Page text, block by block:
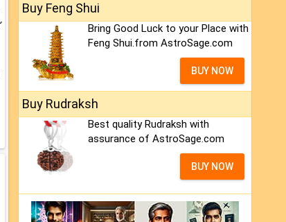
Buy Feng Shui
Bring Good Luck to your Place with
Feng Shui.from AstroSage.com
BUY NOW
Buy Rudraksh
Best quality Rudraksh with
assurance of AstroSage.com
BUY NOW